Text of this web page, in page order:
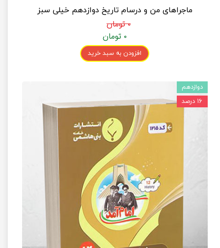
ماجراهای من و درسام تاریخ دوازدهم خیلی سبز
۰ تومان
۰ تومان
افزودن به سبد خرید
دوازدهم
۱۶ درصد